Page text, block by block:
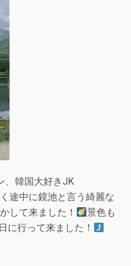
、韓国大好きJK
途中に鏡池と言う綺麗な
して来ました！
景色も
に行って来ました！